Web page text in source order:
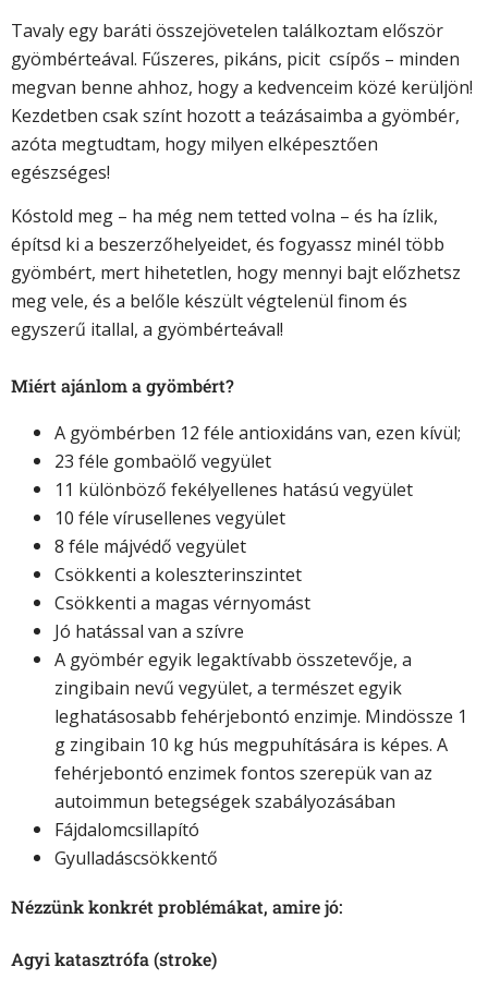
Tavaly egy baráti összejövetelen találkoztam először
gyömbérteával. Fűszeres, pikáns, picit csípős – minden
megvan benne ahhoz, hogy a kedvenceim közé kerüljön!
Kezdetben csak színt hozott a teázásaimba a gyömbér,
azóta megtudtam, hogy milyen elképesztően
egészséges!
Kóstold meg – ha még nem tetted volna – és ha ízlik,
építsd ki a beszerzőhelyeidet, és fogyassz minél több
gyömbért, mert hihetetlen, hogy mennyi bajt előzhetsz
meg vele, és a belőle készült végtelenül finom és
egyszerű itallal, a gyömbérteával!
Miért ajánlom a gyömbért?
A gyömbérben 12 féle antioxidáns van, ezen kívül;
23 féle gombaölő vegyület
11 különböző fekélyellenes hatású vegyület
10 féle vírusellenes vegyület
8 féle májvédő vegyület
Csökkenti a koleszterinszintet
Csökkenti a magas vérnyomást
Jó hatással van a szívre
A gyömbér egyik legaktívabb összetevője, a
zingibain nevű vegyület, a természet egyik
leghatásosabb fehérjebontó enzimje. Mindössze 1
g zingibain 10 kg hús megpuhítására is képes. A
fehérjebontó enzimek fontos szerepük van az
autoimmun betegségek szabályozásában
Fájdalomcsillapító
Gyulladáscsökkentő
Nézzünk konkrét problémákat, amire jó:
Agyi katasztrófa (stroke)